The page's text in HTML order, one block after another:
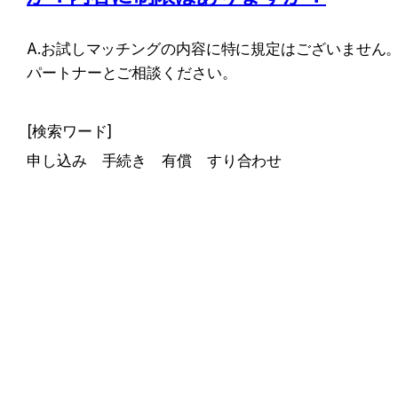
A.お試しマッチングの内容に特に規定はございません
パートナーとご相談ください。
[検索ワード]
申し込み　手続き　有償　すり合わせ